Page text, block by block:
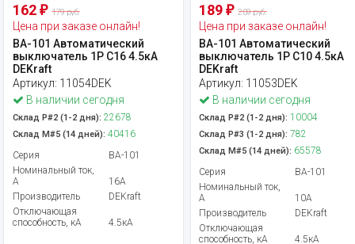
162 ₽ 179 руб.
Цена при заказе онлайн!
ВА-101 Автоматический
выключатель 1P C16 4.5кА
DEKraft
Артикул: 11054DEK
В наличии сегодня
Склад Р#2 (1-2 дня): 22678
Склад М#5 (14 дней): 40416
Серия
ВА-101
Номинальный ток,
А
16А
Производитель
DEKraft
Отключающая
способность, кА
4.5кА
189₽ 209 руб.
Цена при заказе онлайн!
ВА-101 Автоматический
выключатель 1P C10 4.5кА
DEKraft
Артикул: 11053DEK
В наличии сегодня
Склад Р#2 (1-2 дня): 10004
Склад Р#3 (1-2 дня): 782
Склад М#5 (14 дней): 65578
Серия
ВА-101
Номинальный ток,
А
10А
Производитель
DEKraft
Отключающая
способность, кА
4.5кА